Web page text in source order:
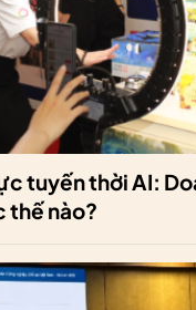
tuyến thời AI:
thế nào?